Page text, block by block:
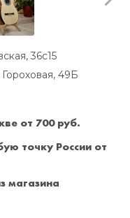
36с15
Гороховая, 49Б
от 700 руб.
точку России от
магазина